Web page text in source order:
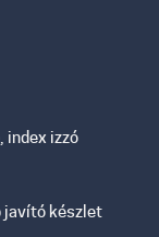
index izzó
javító készlet